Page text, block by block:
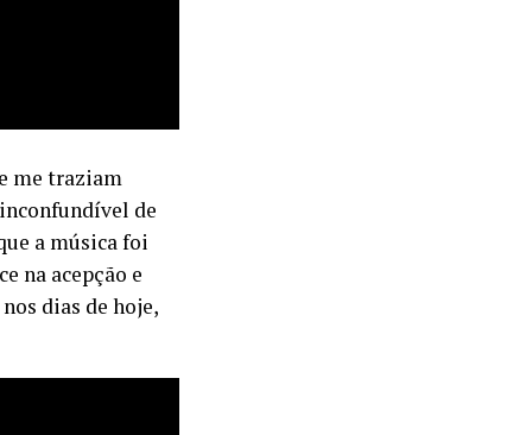
me traziam
de
a música foi
na acepção e
dias de hoje,